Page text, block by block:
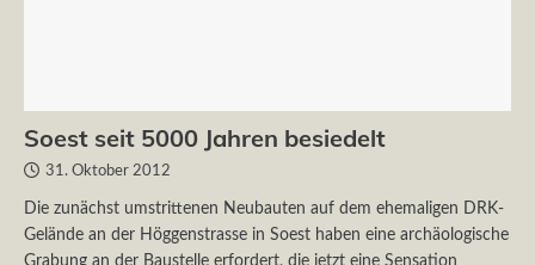
Soest seit 5000 Jahren besiedelt
31. Oktober 2012
Die zunächst umstrittenen Neubauten auf dem ehemaligen DRK-
Gelände an der Höggenstrasse in Soest haben eine archäologische
Grabung an der Baustelle erfordert, die jetzt eine Sensation